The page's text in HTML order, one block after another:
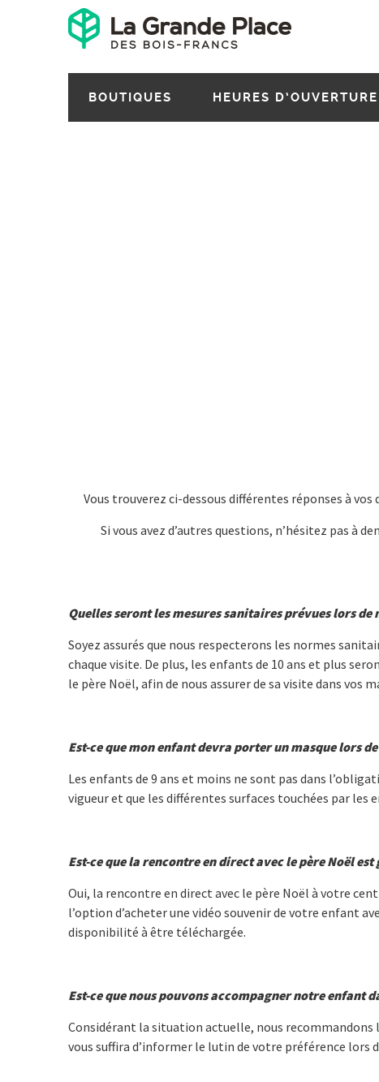
BOUTIQUES HEURES D’OUVERTURE
Vous trouverez ci-dessous différentes réponses à
Si vous avez d’autres questions, n’hésitez pas à
Quelles seront les mesures sanitaires prévues lors
Soyez assurés que nous respecterons les normes
chaque visite. De plus, les enfants de 10 ans et plus
le père Noël, afin de nous assurer de sa visite dans vos
Est-ce que mon enfant devra porter un masque lors
Les enfants de 9 ans et moins ne sont pas dans
vigueur et que les différentes surfaces touchées par
Est-ce que la rencontre en direct avec le père Noël
Oui, la rencontre en direct avec le père Noël à votre
l’option d’acheter une vidéo souvenir de votre enfant
disponibilité à être téléchargée.
Est-ce que nous pouvons accompagner notre enfant
Considérant la situation actuelle, nous recommandons
vous suffira d’informer le lutin de votre préférence lors